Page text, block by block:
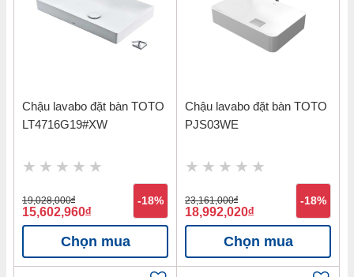
Chậu lavabo đặt bàn TOTO
LT4716G19#XW
19,028,000đ
15,602,960đ
-18%
Chọn mua
Chậu lavabo đặt bàn TOTO
PJS03WE
23,161,000đ
18,992,020đ
-18%
Chọn mua